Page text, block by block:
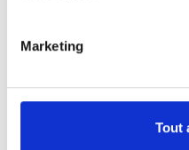
Marketing
Tout
Prenez contact
Trouver